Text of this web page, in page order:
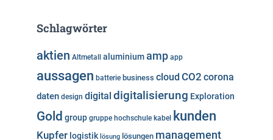
g
r
i
n
Schlagwörter
aktien Altmetall aluminiumamp app
aussagen batterie business cloud CO2 corona
daten design digital digitalisierung Exploration
Gold group gruppe hochschule kabel kunden
Kupfer logistik lösung lösungen management